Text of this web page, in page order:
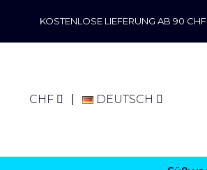
KOSTENLOSE LIEFERUNG AB 90 CHF
CHF DEUTSCH